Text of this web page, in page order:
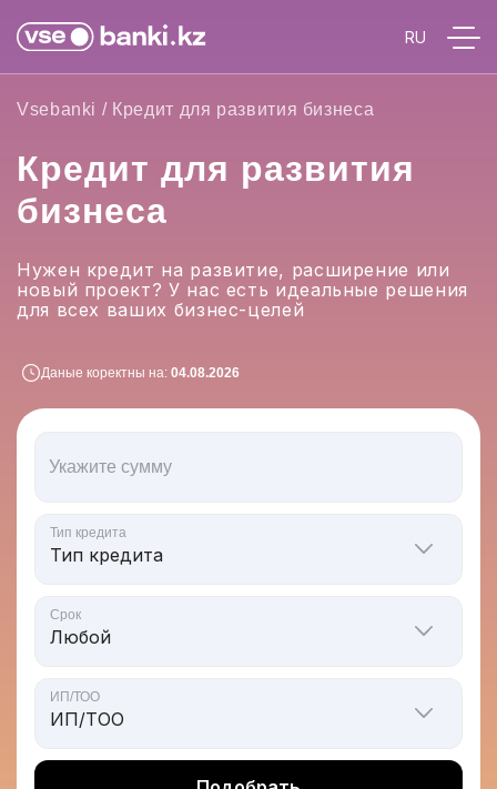
Vsebanki / Кредит для развития бизнеса
Кредит для развития
бизнеса
Нужен кредит на развитие, расширение или
новый проект? У нас есть идеальные решения
для всех ваших бизнес-целей
Даные коректны на: 04.08.2026
Укажите сумму
Тип кредита
Срок
ИП/ТОО